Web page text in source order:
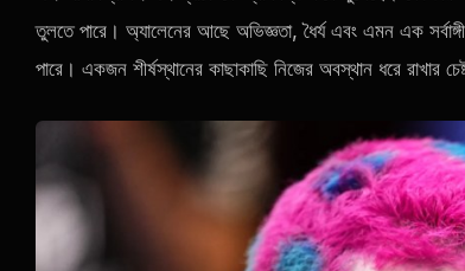
তুলতে পারে। অ্যালেনের আছে অভিজ্ঞতা, ধৈর্য এবং এমন এক
পারে। একজন শীর্ষস্থানের কাছাকাছি নিজের অবস্থান ধরে